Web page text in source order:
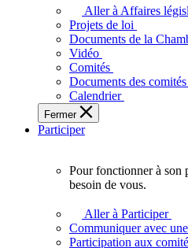
adopte
touchent
des
Ontariennes
et
Aller à Affaires
Projets de loi
Documents de la
Vidéo
Comités
Documents des comités
Calendrier
Fermer
Participer
plein
Pour fonctionner à son
besoin de vous.
Aller à Participer
Communiquer avec
Participation aux